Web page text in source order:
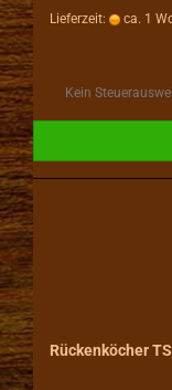
Lieferzeit: ca. 1
Kein
Rückenköcher